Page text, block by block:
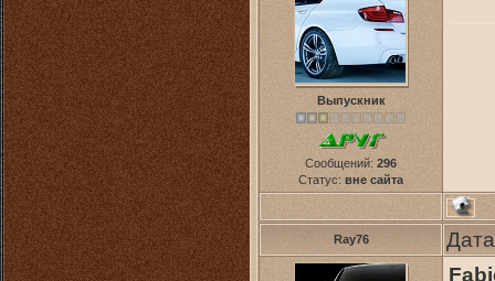
Выпускник
Сообщений: 296
Статус: вне сайта
Ray76